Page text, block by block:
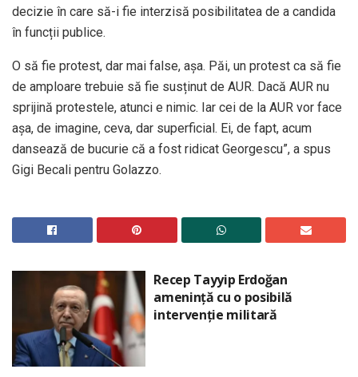
decizie în care să-i fie interzisă posibilitatea de a candida
în funcții publice.
O să fie protest, dar mai false, așa. Păi, un protest ca să fie
de amploare trebuie să fie susținut de AUR. Dacă AUR nu
sprijină protestele, atunci e nimic. Iar cei de la AUR vor face
așa, de imagine, ceva, dar superficial. Ei, de fapt, acum
dansează de bucurie că a fost ridicat Georgescu”, a spus
Gigi Becali pentru Golazzo.
Recep Tayyip Erdoğan
amenință cu o posibilă
intervenție militară